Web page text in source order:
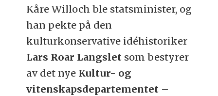
Kåre Willoch ble statsminister, og
han pekte på den
kulturkonservative idéhistoriker
Lars Roar Langsletsom bestyrer
av det nye Kultur- og
vitenskapsdepartementet–